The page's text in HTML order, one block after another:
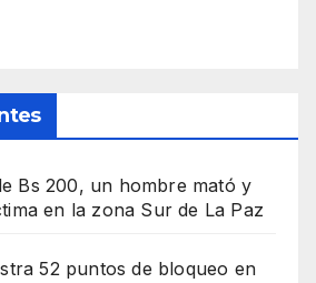
Bs 200, un hombre mató y
en la zona Sur de La Paz
52 puntos de bloqueo en